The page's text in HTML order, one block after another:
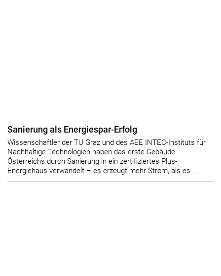
Sanierung als Energiespar-Erfolg
Wissenschaftler der TU Graz und des AEE INTEC-Instituts für
Nachhaltige Technologien haben das erste Gebäude
Österreichs durch Sanierung in ein zertifiziertes Plus-
Energiehaus verwandelt – es erzeugt mehr Strom, als es ...